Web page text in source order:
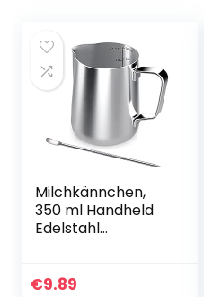
Milchkännchen,
350 ml Handheld
Edelstahl
Creamer Milch
€9.89